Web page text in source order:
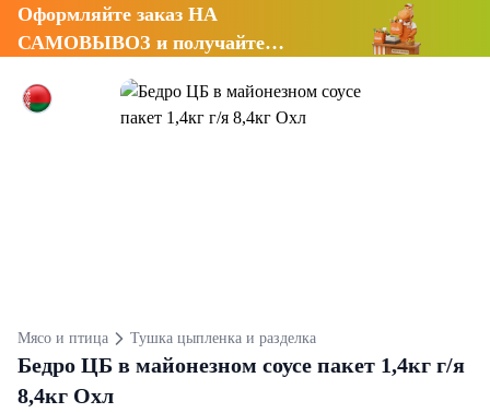
Оформляйте заказ НА
САМОВЫВОЗ и получайте
Мясо и птица Тушка цыпленка и разделка
Бедро ЦБ в майонезном соусе пакет 1,4кг г/я
8,4кг Охл